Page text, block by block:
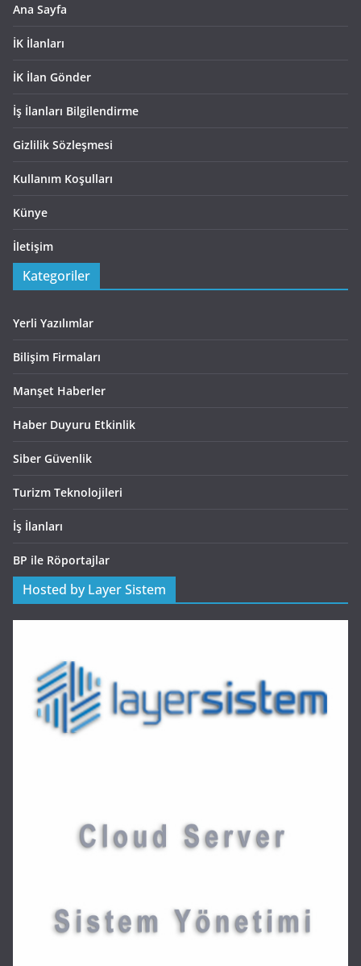
Ana Sayfa
İK İlanları
İK İlan Gönder
İş İlanları Bilgilendirme
Gizlilik Sözleşmesi
Kullanım Koşulları
Künye
İletişim
Kategoriler
Yerli Yazılımlar
Bilişim Firmaları
Manşet Haberler
Haber Duyuru Etkinlik
Siber Güvenlik
Turizm Teknolojileri
İş İlanları
BP ile Röportajlar
Hosted by Layer Sistem